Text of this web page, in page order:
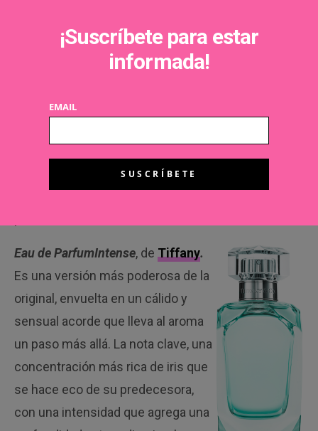
revisita el
la vainilla. Una deliciosa fragancia para todas las
Eau de ParfumIntense, de Tiffany.
Es una versión más poderosa de la
original, envuelta en un cálido y
sensual acorde que lleva al aroma
un paso más allá. La nota clave, una
concentración más rica de iris que
se hace eco de su predecesora,
con una intensidad que agrega una
¡Suscríbete para estar
informada!
EMAIL